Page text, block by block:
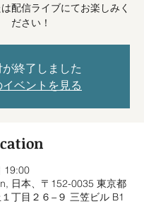
配信ライブにてお楽しみく
ださい！
が終了しました
ベントを見る
19:00
日本、〒152-0035 東京都
丁目２６−９ 三笠ビル B1